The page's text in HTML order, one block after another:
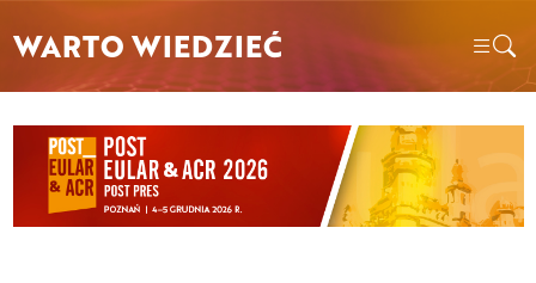
WARTO WIEDZIEĆ